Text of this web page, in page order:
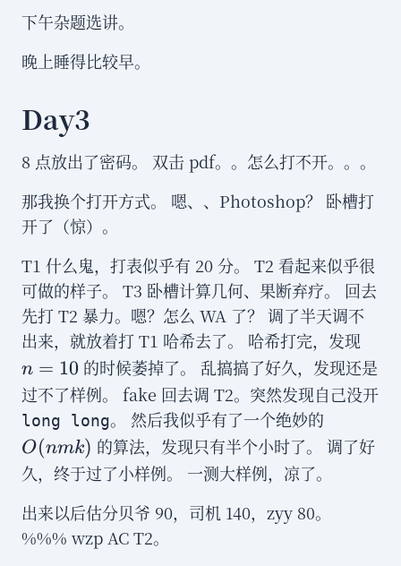
下午杂题选讲。
晚上睡得比较早。
Day3
8 点放出了密码。 双击 pdf。。怎么打不开。。。
那我换个打开方式。 嗯、、Photoshop？ 卧槽打
开了（惊）。
T1 什么鬼，打表似乎有 20 分。 T2 看起来似乎很
可做的样子。 T3 卧槽计算几何、果断弃疗。 回去
先打 T2 暴力。嗯？怎么 WA 了？ 调了半天调不
出来，就放着打 T1 哈希去了。 哈希打完，发现
n = 10 的时候萎掉了。 乱搞搞了好久，发现还是
过不了样例。 fake 回去调 T2。突然发现自己没开
long long。 然后我似乎有了一个绝妙的
O(nmk) 的算法，发现只有半个小时了。 调了好
久，终于过了小样例。 一测大样例，凉了。
出来以后估分贝爷 90，司机 140，zyy 80。
%%% wzp AC T2。